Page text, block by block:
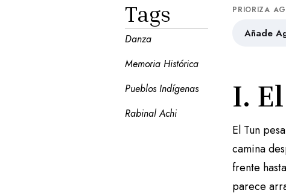
Tags
Danza
Memoria Histórica
Pueblos Indígenas
Rabinal Achi
PRIORIZA
Añade
I.
El Tun
camina
frente
parece